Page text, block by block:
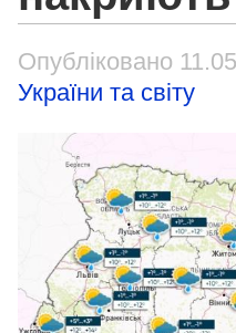
Опубліковано
України та світу